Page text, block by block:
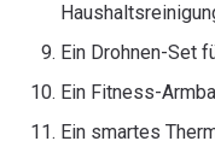
Ein Drohnen-Set
Ein Fitness-
Ein smartes